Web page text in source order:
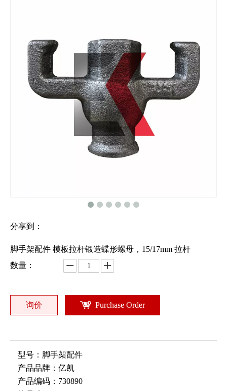
分享到：
脚手架配件 模板拉杆锻造蝶形螺母，15/17mm 拉杆
数量：
询价 Purchase Order
型号： 脚手架配件
产品品牌： 亿凯
产品编码： 730890